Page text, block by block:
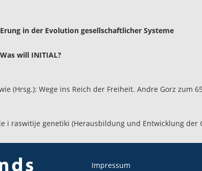
in der Evolution gesellschaftlicher Systeme
will INITIAL?
(Hrsg.): Wege ins Reich der Freiheit. Andre Gorz zum
i raswitije genetiki (Herausbildung und Entwicklung der
Impressum